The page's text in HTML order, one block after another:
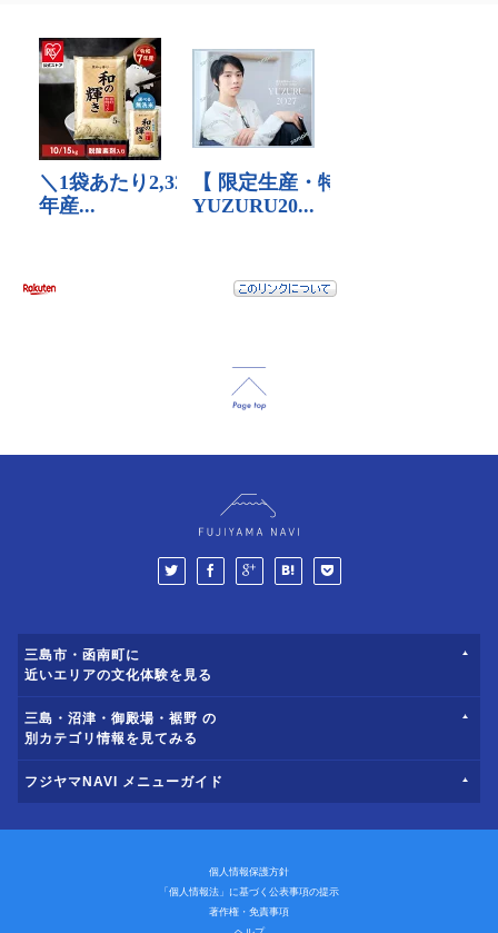
三島市・函南町に
近いエリアの文化体験を見る
三島・沼津・御殿場・裾野 の
別カテゴリ情報を見てみる
フジヤマNAVI メニューガイド
個人情報保護方針
「個人情報法」に基づく公表事項の提示
著作権・免責事項